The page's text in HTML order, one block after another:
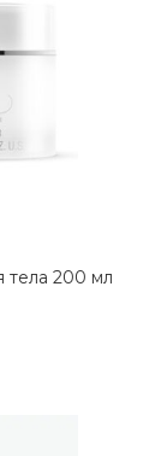
тела 200 мл